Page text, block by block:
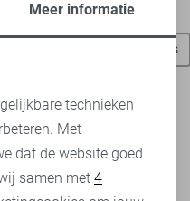
Vero Moda tops
Meer informatie
technieken
Met
dat de website goed
samen met 4